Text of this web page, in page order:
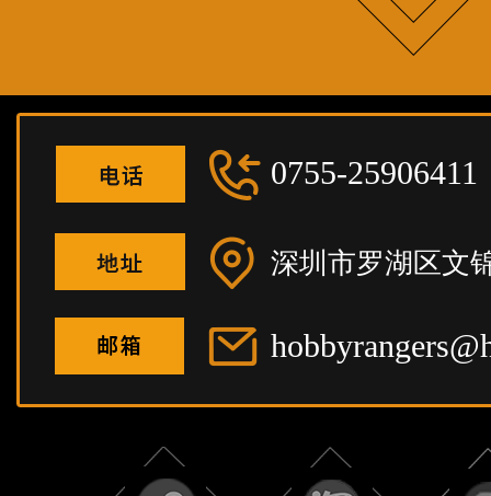
0755-25906411
深圳市罗湖区文